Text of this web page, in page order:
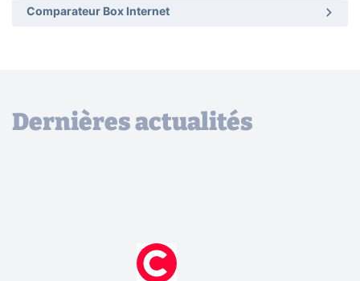
Comparateur Box Internet
Dernières actualités